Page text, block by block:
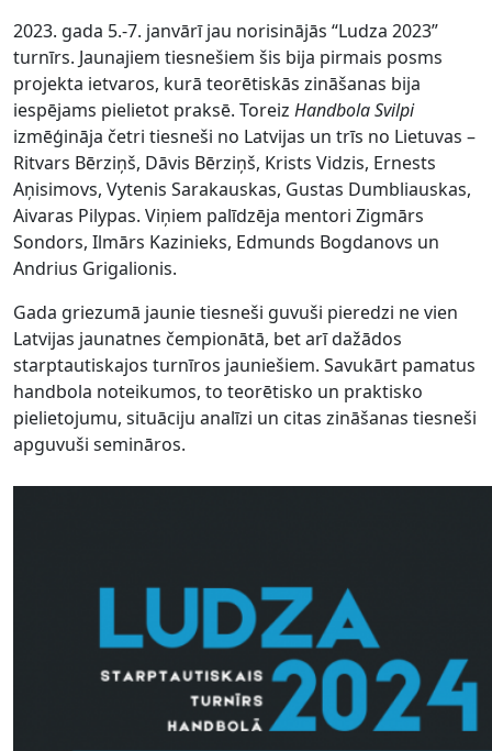
2023. gada 5.-7. janvārī jau norisinājās “Ludza 2023”
turnīrs. Jaunajiem tiesnešiem šis bija pirmais posms
projekta ietvaros, kurā teorētiskās zināšanas bija
iespējams pielietot praksē. Toreiz Handbola Svilpi
izmēģināja četri tiesneši no Latvijas un trīs no Lietuvas –
Ritvars Bērziņš, Dāvis Bērziņš, Krists Vidzis, Ernests
Aņisimovs, Vytenis Sarakauskas, Gustas Dumbliauskas,
Aivaras Pilypas. Viņiem palīdzēja mentori Zigmārs
Sondors, Ilmārs Kazinieks, Edmunds Bogdanovs un
Andrius Grigalionis.
Gada griezumā jaunie tiesneši guvuši pieredzi ne vien
Latvijas jaunatnes čempionātā, bet arī dažādos
starptautiskajos turnīros jauniešiem. Savukārt pamatus
handbola noteikumos, to teorētisko un praktisko
pielietojumu, situāciju analīzi un citas zināšanas tiesneši
apguvuši semināros.